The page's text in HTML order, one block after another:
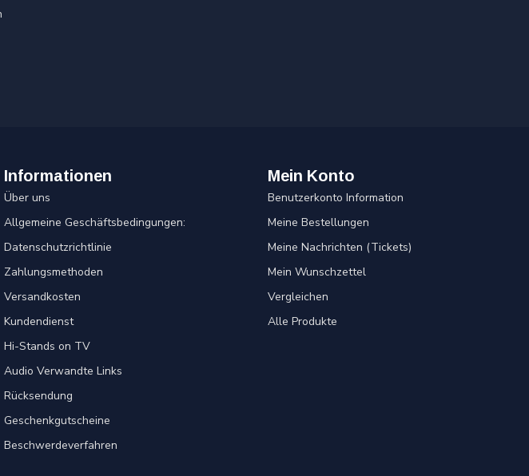
Informationen
Über uns
Allgemeine Geschäftsbedingungen:
Datenschutzrichtlinie
Zahlungsmethoden
Versandkosten
Kundendienst
Hi-Stands on TV
Audio Verwandte Links
Rücksendung
Geschenkgutscheine
Beschwerdeverfahren
Mein Konto
Benutzerkonto Information
Meine Bestellungen
Meine Nachrichten (Tickets)
Mein Wunschzettel
Vergleichen
Alle Produkte